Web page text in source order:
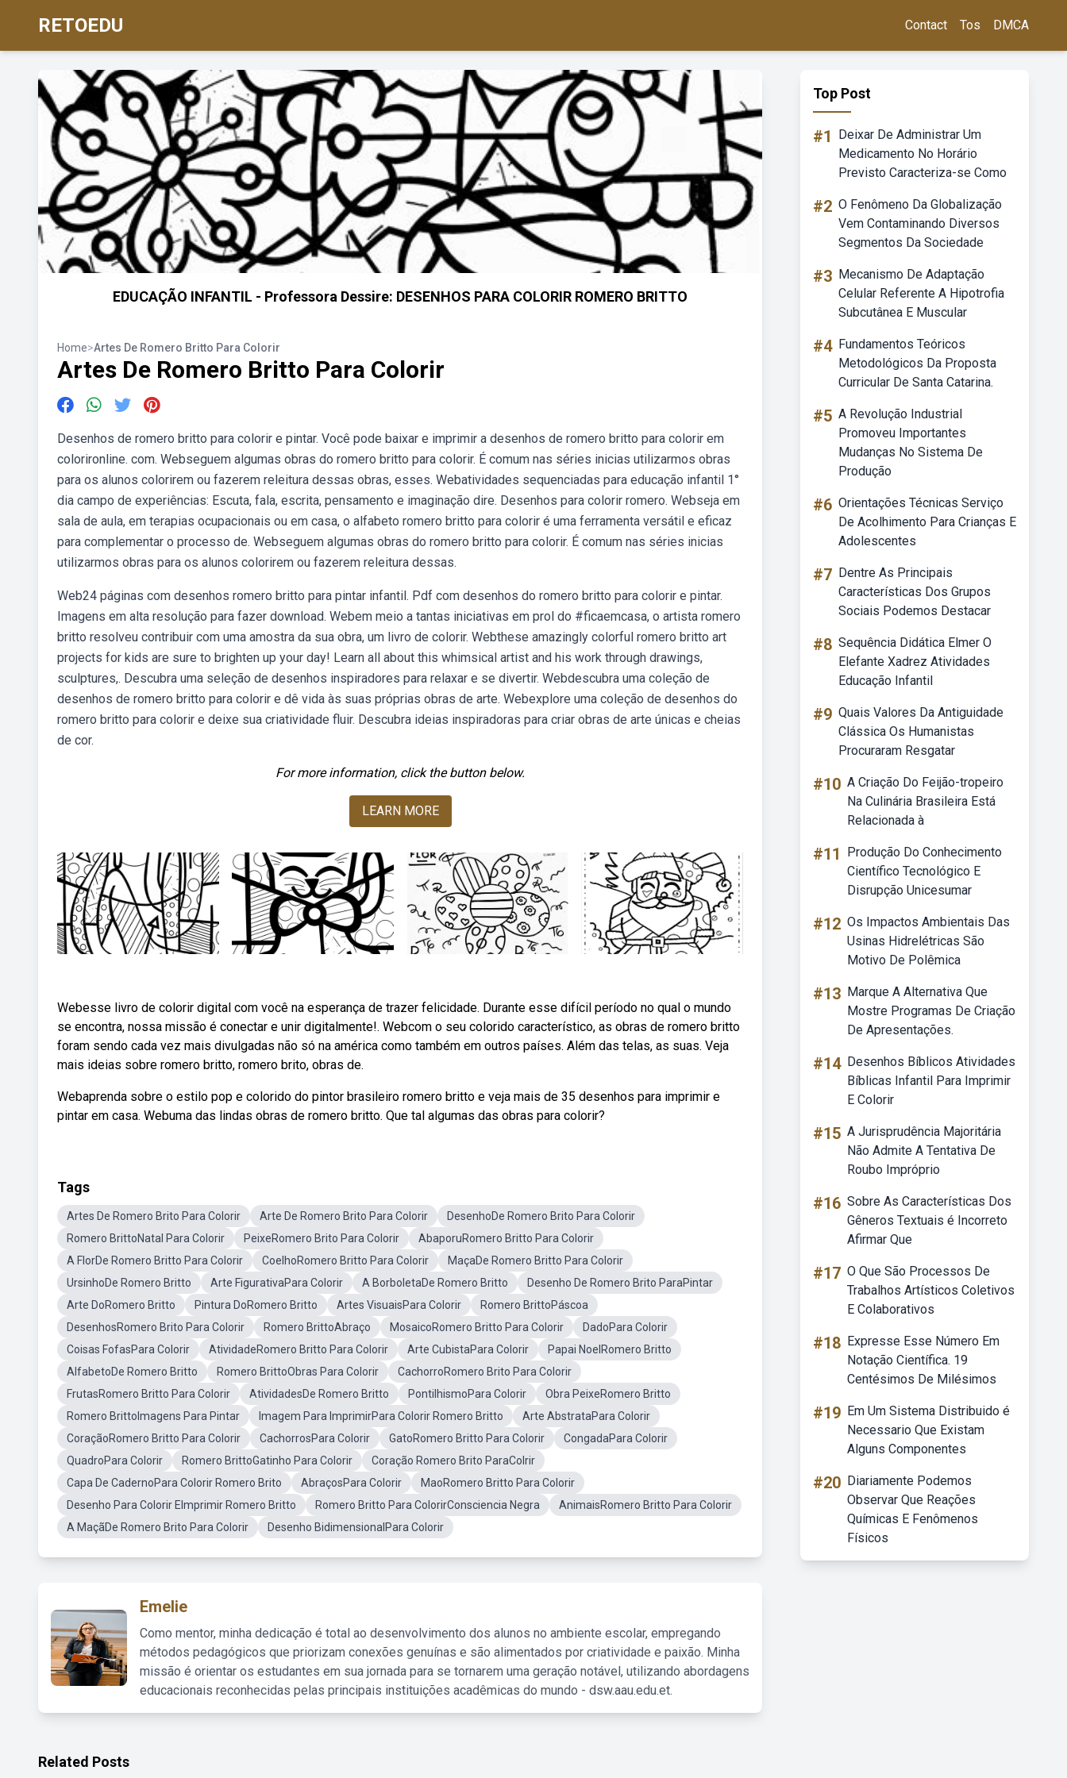
RETOEDU Contact Tos DMCA
EDUCAÇÃO INFANTIL - Professora Dessire: DESENHOS PARA COLORIR ROMERO BRITTO
Home>Artes De Romero Britto Para Colorir
Artes De Romero Britto Para Colorir
Desenhos de romero britto para colorir e pintar. Você pode baixar e imprimir a desenhos de romero britto para colorir em
colorironline. com. Webseguem algumas obras do romero britto para colorir. É comum nas séries inicias utilizarmos obras
para os alunos colorirem ou fazerem releitura dessas obras, esses. Webatividades sequenciadas para educação infantil 1°
dia campo de experiências: Escuta, fala, escrita, pensamento e imaginação dire. Desenhos para colorir romero. Webseja em
sala de aula, em terapias ocupacionais ou em casa, o alfabeto romero britto para colorir é uma ferramenta versátil e eficaz
para complementar o processo de. Webseguem algumas obras do romero britto para colorir. É comum nas séries inicias
utilizarmos obras para os alunos colorirem ou fazerem releitura dessas.
Web24 páginas com desenhos romero britto para pintar infantil. Pdf com desenhos do romero britto para colorir e pintar.
Imagens em alta resolução para fazer download. Webem meio a tantas iniciativas em prol do #ficaemcasa, o artista romero
britto resolveu contribuir com uma amostra da sua obra, um livro de colorir. Webthese amazingly colorful romero britto art
projects for kids are sure to brighten up your day! Learn all about this whimsical artist and his work through drawings,
sculptures,. Descubra uma seleção de desenhos inspiradores para relaxar e se divertir. Webdescubra uma coleção de
desenhos de romero britto para colorir e dê vida às suas próprias obras de arte. Webexplore uma coleção de desenhos do
romero britto para colorir e deixe sua criatividade fluir. Descubra ideias inspiradoras para criar obras de arte únicas e cheias
de cor.
For more information, click the button below.
LEARN MORE
Webesse livro de colorir digital com você na esperança de trazer felicidade. Durante esse difícil período no qual o mundo
se encontra, nossa missão é conectar e unir digitalmente!. Webcom o seu colorido característico, as obras de romero britto
foram sendo cada vez mais divulgadas não só na américa como também em outros países. Além das telas, as suas. Veja
mais ideias sobre romero britto, romero brito, obras de.
Webaprenda sobre o estilo pop e colorido do pintor brasileiro romero britto e veja mais de 35 desenhos para imprimir e
pintar em casa. Webuma das lindas obras de romero britto. Que tal algumas das obras para colorir?
Tags
Artes De Romero Brito Para Colorir Arte De Romero Brito Para Colorir
DesenhoDe Romero Brito Para Colorir
Romero BrittoNatal Para Colorir
PeixeRomero Brito Para Colorir
AbaporuRomero Britto Para Colorir
A FlorDe Romero Britto Para Colorir
CoelhoRomero Britto Para Colorir
MaçaDe Romero Britto Para Colorir
UrsinhoDe Romero Britto
Arte FigurativaPara Colorir A BorboletaDe Romero Britto
Desenho De Romero Brito ParaPintar
Arte DoRomero Britto
Pintura DoRomero Britto Artes VisuaisPara Colorir
Romero BrittoPáscoa
DesenhosRomero Brito Para Colorir
Romero BrittoAbraço MosaicoRomero Britto Para Colorir
DadoPara Colorir
Coisas FofasPara Colorir
AtividadeRomero Britto Para Colorir Arte CubistaPara Colorir
Papai NoelRomero Britto
AlfabetoDe Romero Britto
Romero BrittoObras Para Colorir
CachorroRomero Brito Para Colorir
FrutasRomero Britto Para Colorir
AtividadesDe Romero Britto PontilhismoPara Colorir
Obra PeixeRomero Britto
Romero BrittoImagens Para Pintar
Imagem Para ImprimirPara Colorir Romero Britto
Arte AbstrataPara Colorir
CoraçãoRomero Britto Para Colorir
CachorrosPara Colorir GatoRomero Britto Para Colorir
CongadaPara Colorir
QuadroPara Colorir
Romero BrittoGatinho Para Colorir
Coração Romero Brito ParaColrir
Capa De CadernoPara Colorir Romero Brito
AbraçosPara Colorir
MaoRomero Britto Para Colorir
Desenho Para Colorir EImprimir Romero Britto
Romero Britto Para ColorirConsciencia Negra
AnimaisRomero Britto Para Colorir
A MaçãDe Romero Brito Para Colorir
Desenho BidimensionalPara Colorir
Emelie
Como mentor, minha dedicação é total ao desenvolvimento dos alunos no ambiente escolar, empregando
métodos pedagógicos que priorizam conexões genuínas e são alimentados por criatividade e paixão. Minha
missão é orientar os estudantes em sua jornada para se tornarem uma geração notável, utilizando abordagens
educacionais reconhecidas pelas principais instituições acadêmicas do mundo - dsw.aau.edu.et.
Top Post
#1
Deixar De Administrar Um
Medicamento No Horário
Previsto Caracteriza-se Como
#2 O Fenômeno Da Globalização
Vem Contaminando Diversos
Segmentos Da Sociedade
#3 Mecanismo De Adaptação
Celular Referente A Hipotrofia
Subcutânea E Muscular
#4 Fundamentos Teóricos
Metodológicos Da Proposta
Curricular De Santa Catarina.
#5 A Revolução Industrial
Promoveu Importantes
Mudanças No Sistema De
Produção
#6 Orientações Técnicas Serviço
De Acolhimento Para Crianças E
Adolescentes
#7 Dentre As Principais
Características Dos Grupos
Sociais Podemos Destacar
#8 Sequência Didática Elmer O
Elefante Xadrez Atividades
Educação Infantil
#9 Quais Valores Da Antiguidade
Clássica Os Humanistas
Procuraram Resgatar
#10 A Criação Do Feijão-tropeiro
Na Culinária Brasileira Está
Relacionada à
#11
Produção Do Conhecimento
Científico Tecnológico E
Disrupção Unicesumar
#12 Os Impactos Ambientais Das
Usinas Hidrelétricas São
Motivo De Polêmica
#13 Marque A Alternativa Que
Mostre Programas De Criação
De Apresentações.
#14 Desenhos Bíblicos Atividades
Bíblicas Infantil Para Imprimir
E Colorir
#15 A Jurisprudência Majoritária
Não Admite A Tentativa De
Roubo Impróprio
#16 Sobre As Características Dos
Gêneros Textuais é Incorreto
Afirmar Que
#17 O Que São Processos De
Trabalhos Artísticos Coletivos
E Colaborativos
#18 Expresse Esse Número Em
Notação Científica. 19
Centésimos De Milésimos
#19 Em Um Sistema Distribuido é
Necessario Que Existam
Alguns Componentes
#20 Diariamente Podemos
Observar Que Reações
Químicas E Fenômenos
Físicos
Related Posts